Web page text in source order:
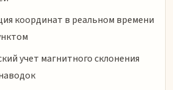
координат в реальном времени
учет магнитного склонения